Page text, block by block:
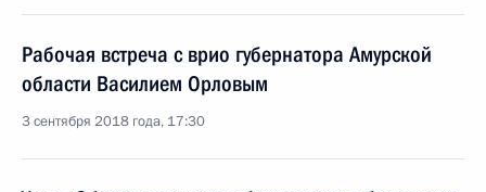
Рабочая встреча с врио губернатора Амурской
области Василием Орловым
3 сентября 2018 года, 17:30